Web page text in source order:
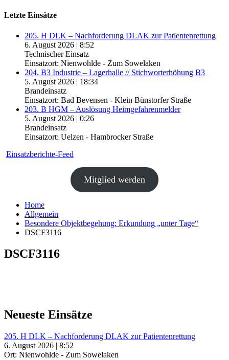
Letzte Einsätze
205. H DLK – Nachforderung DLAK zur Patientenrettung
6. August 2026 | 8:52
Technischer Einsatz
Einsatzort: Nienwohlde - Zum Sowelaken
204. B3 Industrie – Lagerhalle // Stichworterhöhung B3
5. August 2026 | 18:34
Brandeinsatz
Einsatzort: Bad Bevensen - Klein Bünstorfer Straße
203. B HGM – Auslösung Heimgefahrenmelder
5. August 2026 | 0:26
Brandeinsatz
Einsatzort: Uelzen - Hambrocker Straße
Einsatzberichte-Feed
Mitglied werden
Home
Allgemein
Besondere Objektbegehung: Erkundung „unter Tage“
DSCF3116
DSCF3116
Neueste Einsätze
205. H DLK – Nachforderung DLAK zur Patientenrettung
6. August 2026 | 8:52
Ort: Nienwohlde - Zum Sowelaken